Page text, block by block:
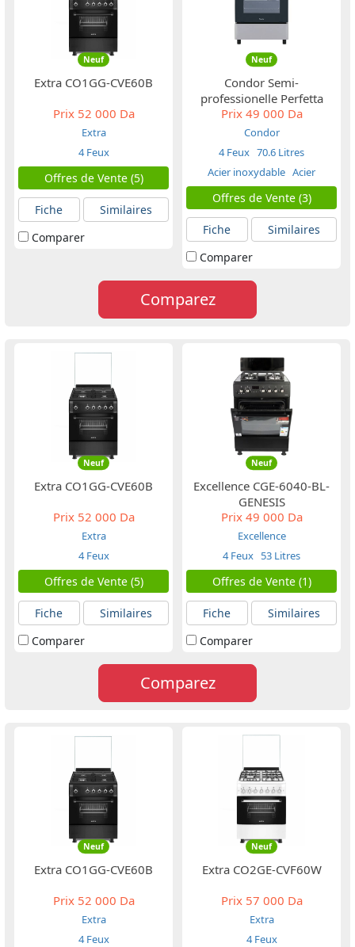
Neuf
Extra CO1GG-CVE60B
Prix52 000 Da
Extra
4 Feux
Offres de Vente (5)
Fiche
Similaires
Comparer
Neuf
Condor Semi-
professionelle Perfetta
C46PR10X
Prix49 000 Da
Condor
4 Feux 70.6 Litres
Acier inoxydable Acier
Inoxydable inox
Offres de Vente (3)
Fiche
Similaires
Comparer
Comparez
Neuf
Extra CO1GG-CVE60B
Prix52 000 Da
Extra
4 Feux
Offres de Vente (5)
Fiche
Similaires
Comparer
Neuf
Excellence CGE-6040-BL-
GENESIS
Prix49 000 Da
Excellence
4 Feux 53 Litres
Offres de Vente (1)
Fiche
Similaires
Comparer
Comparez
Neuf
Extra CO1GG-CVE60B
Prix52 000 Da
Extra
4 Feux
Neuf
Extra CO2GE-CVF60W
Prix57 000 Da
Extra
4 Feux